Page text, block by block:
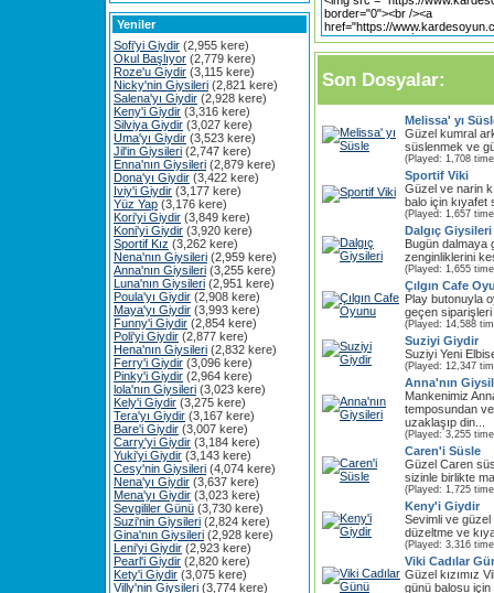
Yeniler
Sofi'yi Giydir (2,955 kere)
Okul Başlıyor (2,779 kere)
Roze'u Giydir (3,115 kere)
Nicky'nin Giysileri (2,821 kere)
Salena'yı Giydir (2,928 kere)
Keny'i Giydir (3,316 kere)
Silviya Giydir (3,027 kere)
Uma'yı Giydir (3,523 kere)
Jil'in Giysileri (2,747 kere)
Enna'nın Giysileri (2,879 kere)
Dona'yı Giydir (3,422 kere)
Iviy'i Giydir (3,177 kere)
Yüz Yap (3,176 kere)
Kori'yi Giydir (3,849 kere)
Koni'yi Giydir (3,920 kere)
Sportif Kız (3,262 kere)
Nena'nın Giysileri (2,959 kere)
Anna'nın Giysileri (3,255 kere)
Luna'nın Giysileri (2,951 kere)
Poula'yı Giydir (2,908 kere)
Maya'yı Giydir (3,993 kere)
Funny'i Giydir (2,854 kere)
Poli'yi Giydir (2,877 kere)
Hena'nın Giysileri (2,832 kere)
Ferry'i Giydir (3,096 kere)
Pinky'i Giydir (2,964 kere)
lola'nın Giysileri (3,023 kere)
Kely'i Giydir (3,275 kere)
Tera'yı Giydir (3,167 kere)
Bare'i Giydir (3,007 kere)
Carry'yi Giydir (3,184 kere)
Yuki'yi Giydir (3,143 kere)
Cesy'nin Giysileri (4,074 kere)
Nena'yı Giydir (3,637 kere)
Mena'yı Giydir (3,023 kere)
Sevgililer Günü (3,730 kere)
Suzi'nin Giysileri (2,824 kere)
Gina'nın Giysileri (2,928 kere)
Leni'yi Giydir (2,923 kere)
Pearl'i Giydir (2,820 kere)
Kety'i Giydir (3,075 kere)
Villy'nin Giysileri (3,774 kere)
Son Dosyalar:
Melissa' yı
Güzel kumral
süslenmek ve
(Played: 1,708
Sportif Viki
Güzel ve narin
balo için kıyafet
(Played: 1,657
Dalgıç Giysileri
Bugün dalmaya
zenginliklerini
(Played: 1,655
Çılgın Cafe
Play butonuyla
geçen siparişleri
(Played: 14,588
Suziyi Giydir
Suziyi Yeni
(Played: 12,347
Anna'nın
Mankenimiz
temposundan
uzaklaşıp din...
(Played: 3,255
Caren'i Süsle
Güzel Caren
sizinle birlikte
(Played: 1,725
Keny'i Giydir
Sevimli ve güzel
düzeltme ve
(Played: 3,316
Viki Cadılar
Güzel kızımız
günü balosu